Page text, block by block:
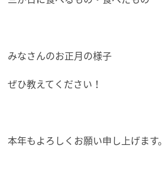
みなさんのお正月の様子
ぜひ教えてください！
本年もよろしくお願い申し上げます。